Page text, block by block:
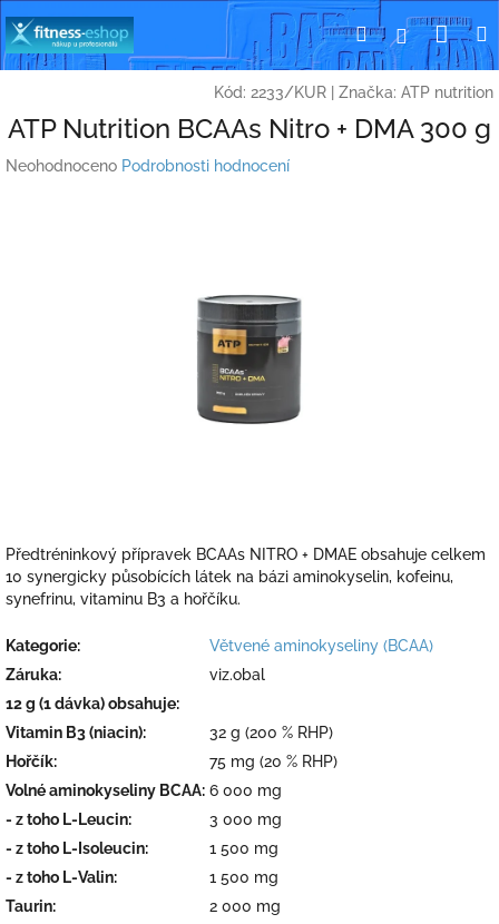
na
obsah
HledatPřihlášení
Kód: 2233/KUR Značka: ATP nutrition
ATP Nutrition BCAAs Nitro + DMA 300 g
Průměrné
Neohodnoceno Podrobnosti hodnocení
Předtréninkový přípravek BCAAs NITRO + DMAE obsahuje celkem
10 synergicky působících látek na bázi aminokyselin, kofeinu,
synefrinu, vitaminu B3 a hořčíku.
Kategorie:
Větvené aminokyseliny (BCAA)
Záruka:
viz.obal
12 g (1 dávka) obsahuje:
Vitamin B3 (niacin):
32 g (200 % RHP)
Hořčík:
75 mg (20 % RHP)
Volné aminokyseliny BCAA: 6 000 mg
- z toho L-Leucin:
3 000 mg
- z toho L-Isoleucin:
1 500 mg
- z toho L-Valin:
1 500 mg
Taurin:
2 000 mg